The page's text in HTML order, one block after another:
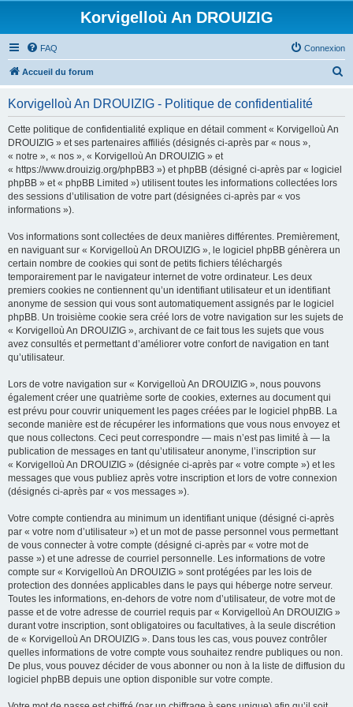
Korvigelloù An DROUIZIG
FAQ Connexion
Accueil du forum
Korvigelloù An DROUIZIG - Politique de confidentialité
Cette politique de confidentialité explique en détail comment « Korvigelloù An
DROUIZIG » et ses partenaires affiliés (désignés ci-après par « nous »,
« notre », « nos », « Korvigelloù An DROUIZIG » et
« https://www.drouizig.org/phpBB3 ») et phpBB (désigné ci-après par « logiciel
phpBB » et « phpBB Limited ») utilisent toutes les informations collectées lors
des sessions d’utilisation de votre part (désignées ci-après par « vos
informations »).
Vos informations sont collectées de deux manières différentes. Premièrement,
en naviguant sur « Korvigelloù An DROUIZIG », le logiciel phpBB génèrera un
certain nombre de cookies qui sont de petits fichiers téléchargés
temporairement par le navigateur internet de votre ordinateur. Les deux
premiers cookies ne contiennent qu’un identifiant utilisateur et un identifiant
anonyme de session qui vous sont automatiquement assignés par le logiciel
phpBB. Un troisième cookie sera créé lors de votre navigation sur les sujets de
« Korvigelloù An DROUIZIG », archivant de ce fait tous les sujets que vous
avez consultés et permettant d’améliorer votre confort de navigation en tant
qu’utilisateur.
Lors de votre navigation sur « Korvigelloù An DROUIZIG », nous pouvons
également créer une quatrième sorte de cookies, externes au document qui
est prévu pour couvrir uniquement les pages créées par le logiciel phpBB. La
seconde manière est de récupérer les informations que vous nous envoyez et
que nous collectons. Ceci peut correspondre — mais n’est pas limité à — la
publication de messages en tant qu’utilisateur anonyme, l’inscription sur
« Korvigelloù An DROUIZIG » (désignée ci-après par « votre compte ») et les
messages que vous publiez après votre inscription et lors de votre connexion
(désignés ci-après par « vos messages »).
Votre compte contiendra au minimum un identifiant unique (désigné ci-après
par « votre nom d’utilisateur ») et un mot de passe personnel vous permettant
de vous connecter à votre compte (désigné ci-après par « votre mot de
passe ») et une adresse de courriel personnelle. Les informations de votre
compte sur « Korvigelloù An DROUIZIG » sont protégées par les lois de
protection des données applicables dans le pays qui héberge notre serveur.
Toutes les informations, en-dehors de votre nom d’utilisateur, de votre mot de
passe et de votre adresse de courriel requis par « Korvigelloù An DROUIZIG »
durant votre inscription, sont obligatoires ou facultatives, à la seule discrétion
de « Korvigelloù An DROUIZIG ». Dans tous les cas, vous pouvez contrôler
quelles informations de votre compte vous souhaitez rendre publiques ou non.
De plus, vous pouvez décider de vous abonner ou non à la liste de diffusion du
logiciel phpBB depuis une option disponible sur votre compte.